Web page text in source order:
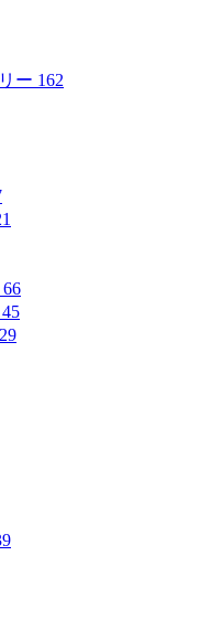
ー 162
66
45
29